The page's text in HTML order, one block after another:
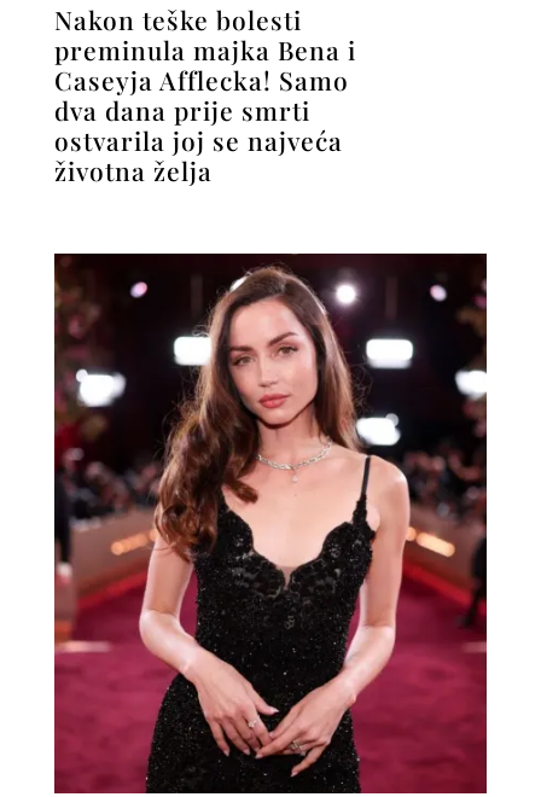
Nakon teške bolesti
preminula majka Bena i
Caseyja Afflecka! Samo
dva dana prije smrti
ostvarila joj se najveća
životna želja